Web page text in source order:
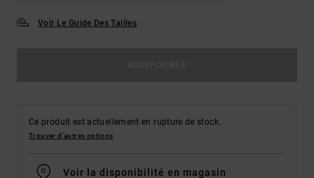
Voir Le Guide Des Tailles
Ce produit est actuellement en rupture de stock.
Trouver d'autres options
Voir la disponibilité en magasin